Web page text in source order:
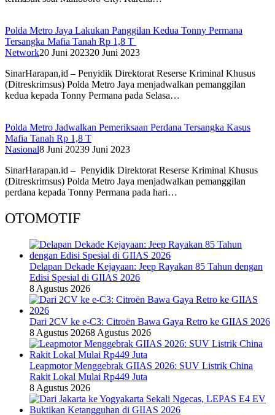
Polda Metro Jaya Lakukan Panggilan Kedua Tonny Permana
Tersangka Mafia Tanah Rp 1,8 T
Network20 Juni 202320 Juni 2023
SinarHarapan,id – Penyidik Direktorat Reserse Kriminal Khusus
(Ditreskrimsus) Polda Metro Jaya menjadwalkan pemanggilan
kedua kepada Tonny Permana pada Selasa…
Polda Metro Jadwalkan Pemeriksaan Perdana Tersangka Kasus
Mafia Tanah Rp 1,8 T
Nasional8 Juni 20239 Juni 2023
SinarHarapan.id – Penyidik Direktorat Reserse Kriminal Khusus
(Ditreskrimsus) Polda Metro Jaya menjadwalkan pemanggilan
perdana kepada Tonny Permana pada hari…
OTOMOTIF
Delapan Dekade Kejayaan: Jeep Rayakan 85 Tahun dengan
Edisi Spesial di GIIAS 2026
8 Agustus 2026
Dari 2CV ke e-C3: Citroën Bawa Gaya Retro ke GIIAS 2026
8 Agustus 20268 Agustus 2026
Leapmotor Menggebrak GIIAS 2026: SUV Listrik China
Rakit Lokal Mulai Rp449 Juta
8 Agustus 2026